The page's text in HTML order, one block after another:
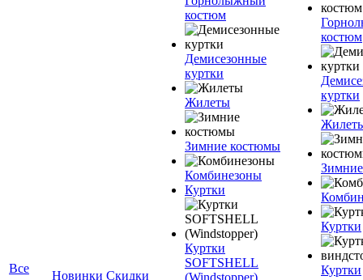
Все
Новинки Скидки
костюм
Демисезонные
куртки
Жилеты
Зимние костюмы
Комбинезоны
Куртки
Куртки
SOFTSHELL
(Windstopper)
костюм
куртки
Куртки
Куртки